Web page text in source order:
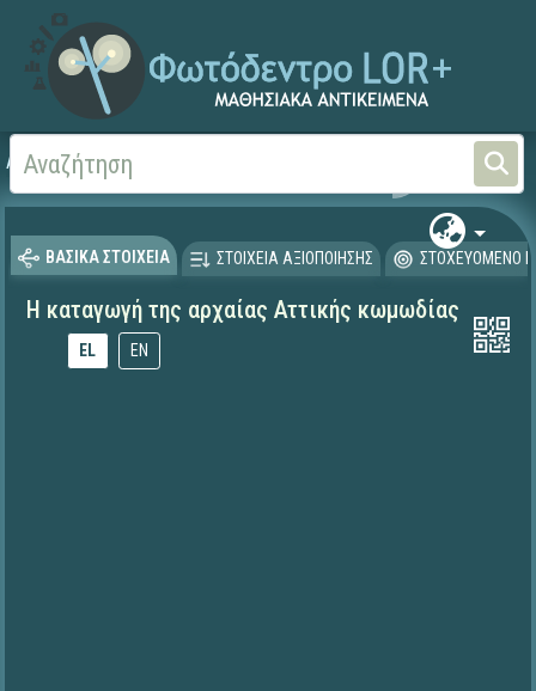
Αρχική
ΒΑΣΙΚΑ ΣΤΟΙΧΕΙΑ ΣΤΟΙΧΕΙΑ ΑΞΙΟΠΟΙΗΣΗΣ ΣΤΟΧΕΥΟΜΕΝΟ
Η καταγωγή της αρχαίας Αττικής κωμωδίας
EL EN